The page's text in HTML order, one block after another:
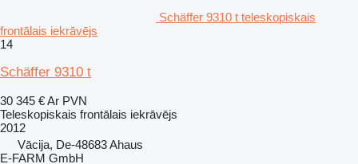
Schäffer 9310 t teleskopiskais
frontālais iekrāvējs
14
Schäffer 9310 t
30 345 €Ar PVN
Teleskopiskais frontālais iekrāvējs
2012
Vācija, De-48683 Ahaus
E-FARM GmbH